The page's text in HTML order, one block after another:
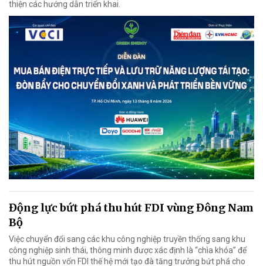
thiện các hướng dẫn triển khai.
Động lực bứt phá thu hút FDI vùng Đông Nam
Bộ
Việc chuyển đổi sang các khu công nghiệp truyền thống sang khu
công nghiệp sinh thái, thông minh được xác định là “chìa khóa” để
thu hút nguồn vốn FDI thế hệ mới tạo đà tăng trưởng bứt phá cho